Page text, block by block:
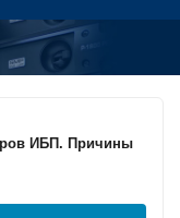
каталоге ANC
ИБП. Причины